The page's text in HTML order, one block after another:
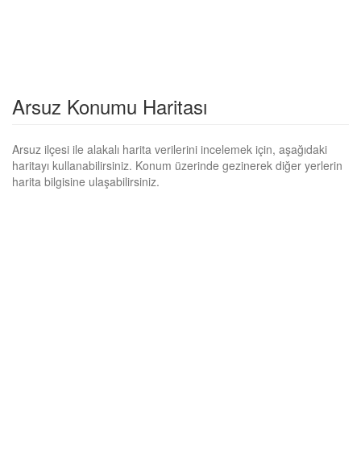
Arsuz Konumu Haritası
Arsuz ilçesi ile alakalı harita verilerini incelemek için, aşağıdaki
haritayı kullanabilirsiniz. Konum üzerinde gezinerek diğer yerlerin
harita bilgisine ulaşabilirsiniz.